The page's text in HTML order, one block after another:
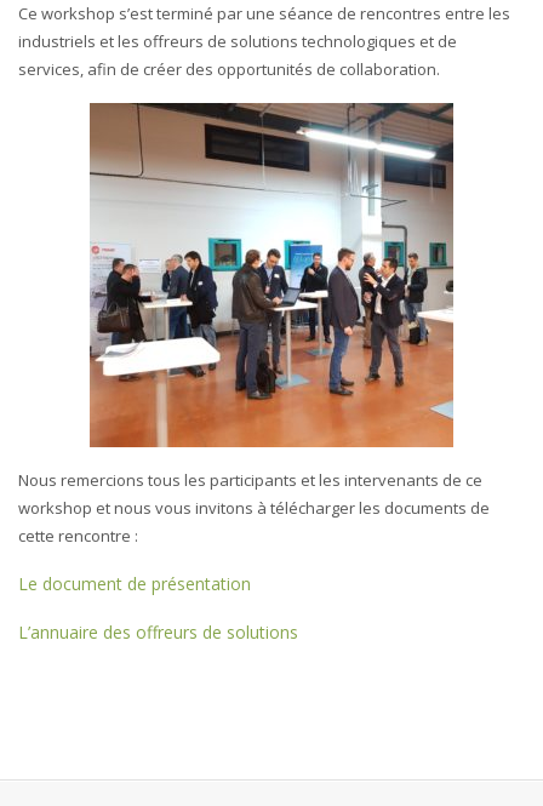
Ce workshop s’est terminé par une séance de rencontres entre les
industriels et les offreurs de solutions technologiques et de
services, afin de créer des opportunités de collaboration.
Nous remercions tous les participants et les intervenants de ce
workshop et nous vous invitons à télécharger les documents de
cette rencontre :
Le document de présentation
L’annuaire des offreurs de solutions